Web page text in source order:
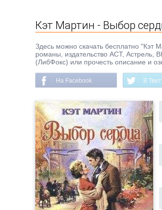
Кэт Мартин - Выбор
Здесь можно скачать бесплатно
романы, издательство АСТ, Астрель,
(ЛибФокс) или прочесть описание и
На Facebook В